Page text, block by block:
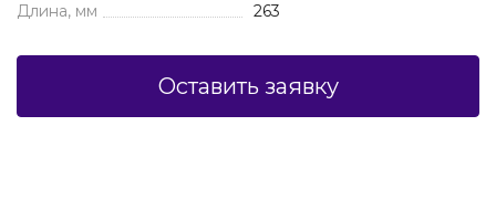
Длина, мм
263
Оставить заявку